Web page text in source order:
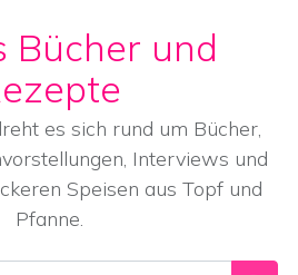
Bücher und
es sich rund um Bücher,
Interviews und
Speisen aus Topf und
Pfanne.